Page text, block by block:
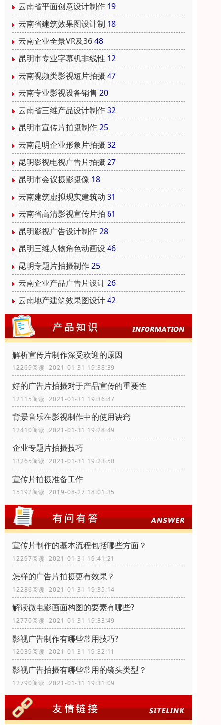
云南省平面创意设计制作 19
云南省建筑效果图设计制 18
云南企业全景VR及3648
昆明市专业字幕机非线性 12
云南视频类影视短片拍摄47
云南专业影视设备销售 20
云南省三维产品设计制作32
昆明市宣传片拍摄制作25
云南昆明企业形象片拍摄32
昆明影视电视广告片拍摄27
昆明市会议摄影摄像 18
云南建筑虚拟现实建筑动 31
云南省高清影视宣传片拍 61
昆明影视广告设计制作28
昆明三维人物角色动画设 46
昆明专题片拍摄制作25
云南企业产品广告片设计26
云南地产建筑效果图设计42
解析宣传片制作深受欢迎的原因
12269阅读 2021-01-31 19:38:39
好的广告片拍摄对于产品宣传的重要性
12115阅读 2021-01-31 19:36:47
背景音乐在影视制作中的使用诀窍
12410阅读 2021-01-31 19:28:49
企业专题片拍摄技巧
13265阅读 2021-01-31 19:23:50
宣传片拍摄准备工作
15192阅读 2019-08-27 18:01:35
宣传片制作的基本流程包括哪些方面？
12297阅读 2021-01-31 19:41:21
怎样的广告片拍摄更有效果？
12286阅读 2021-01-31 19:35:14
解读微电影画面构图的要素有哪些?
12770阅读 2021-01-31 19:33:49
影视广告制作有哪些常用技巧?
12039阅读 2021-01-31 19:32:11
影视广告拍摄有哪些常用的镜头类型？
12790阅读 2021-01-31 19:31:09